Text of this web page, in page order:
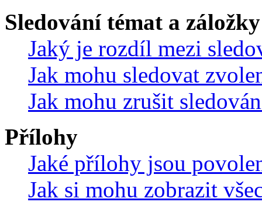
Sledování témat a záložky
Jaký je rozdíl mezi
Jak mohu sledovat
Jak mohu zrušit
Přílohy
Jaké přílohy jsou
Jak si mohu zobrazit